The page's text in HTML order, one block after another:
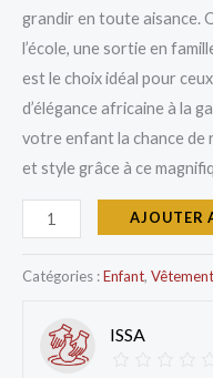
grandir en toute aisance.
l’école, une sortie en
est le choix idéal pour
d’élégance africaine à la
votre enfant la chance
et style grâce à ce
AJOUTER
Catégories :Enfant,
ISSA